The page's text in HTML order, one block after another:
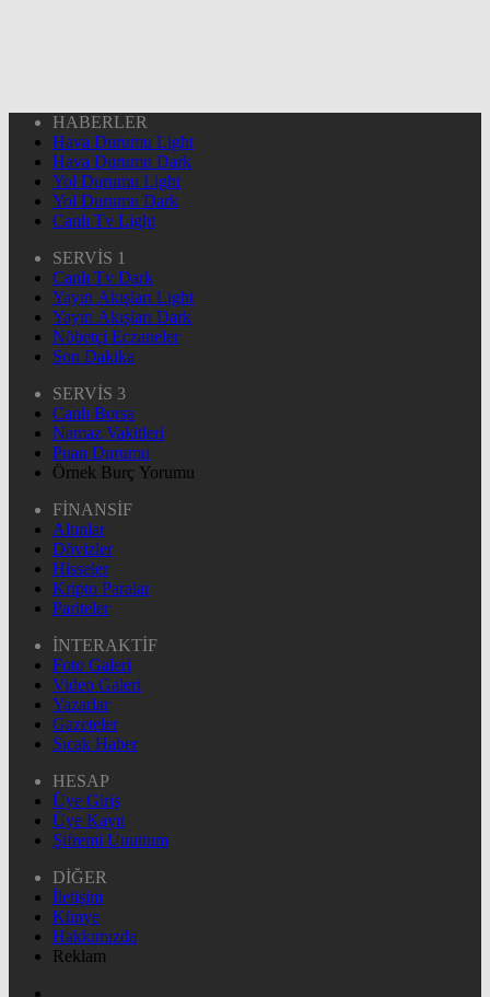
HABERLER
Hava Durumu Light
Hava Durumu Dark
Yol Durumu Light
Yol Durumu Dark
Canlı Tv Light
SERVİS 1
Canlı Tv Dark
Yayın Akışları Light
Yayın Akışları Dark
Nöbetçi Eczaneler
Son Dakika
SERVİS 3
Canlı Borsa
Namaz Vakitleri
Puan Durumu
Örnek Burç Yorumu
FİNANSİF
Altınlar
Dövizler
Hisseler
Kripto Paralar
Pariteler
İNTERAKTİF
Foto Galeri
Video Galeri
Yazarlar
Gazeteler
Sıcak Haber
HESAP
Üye Giriş
Üye Kayıt
Şifremi Unuttum
DİĞER
İletişim
Künye
Hakkımızda
Reklam